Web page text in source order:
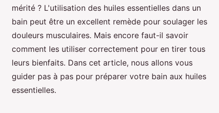
mérité ? L'utilisation des huiles essentielles dans un
bain peut être un excellent remède pour soulager les
douleurs musculaires. Mais encore faut-il savoir
comment les utiliser correctement pour en tirer tous
leurs bienfaits. Dans cet article, nous allons vous
guider pas à pas pour préparer votre bain aux huiles
essentielles.